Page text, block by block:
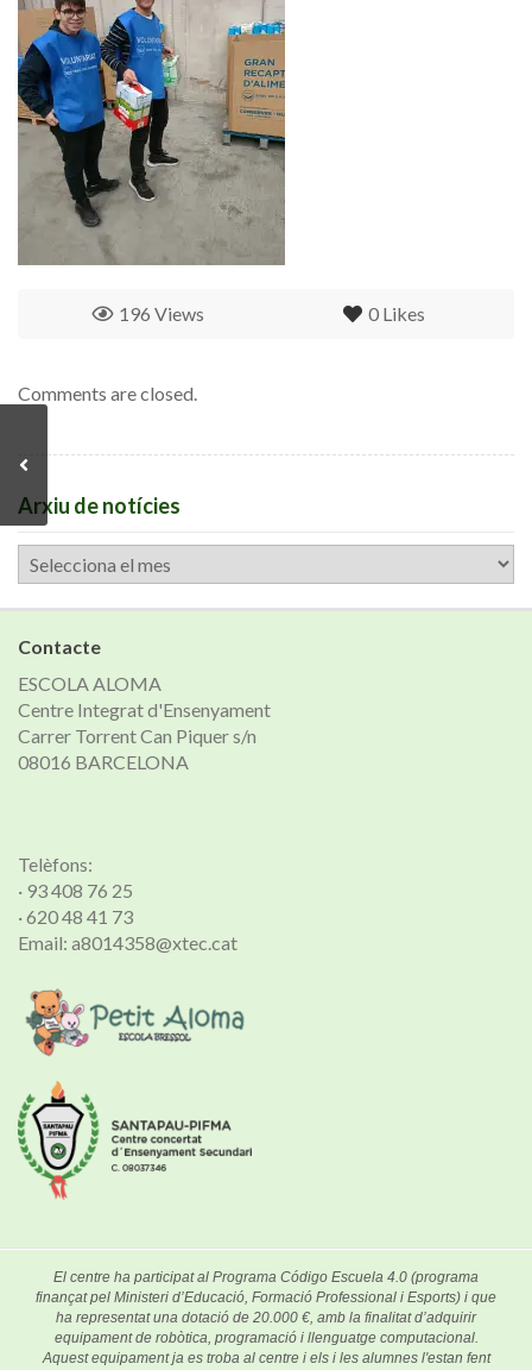
0 Likes
196 Views
Comments are closed.
Arxiu de notícies
Arxiu
de
notícies
Contacte
ESCOLA ALOMA
Centre Integrat d'Ensenyament
Carrer Torrent Can Piquer s/n
08016 BARCELONA
Telèfons:
· 93 408 76 25
· 620 48 41 73
Email: a8014358@xtec.cat
El centre ha participat al Programa Código Escuela 4.0 (programa
finançat pel Ministeri d’Educació, Formació Professional i Esports) i que
ha representat una dotació de 20.000 €, amb la finalitat d’adquirir
equipament de robòtica, programació i llenguatge computacional.
Aquest equipament ja es troba al centre i els i les alumnes l'estan fent